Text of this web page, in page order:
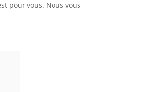
pour vous. Nous vous